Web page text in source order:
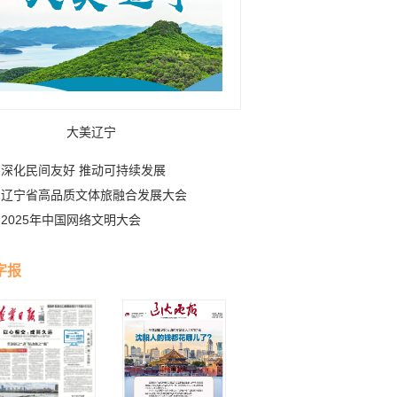
大美辽宁
深化民间友好 推动可持续发展
辽宁省高品质文体旅融合发展大会
2025年中国网络文明大会
报